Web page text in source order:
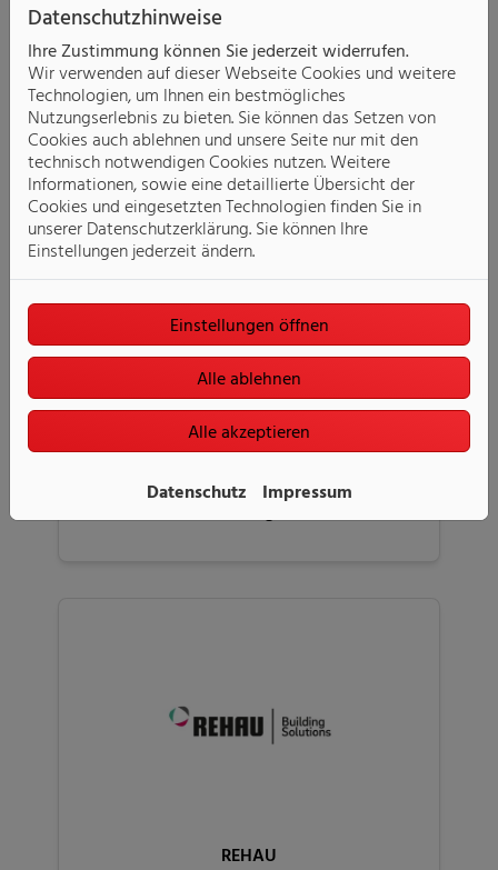
COSMO
REHAU
Datenschutzhinweise
Ihre Zustimmung können Sie jederzeit widerrufen.
Wir verwenden auf dieser Webseite Cookies und weitere
Technologien, um Ihnen ein bestmögliches
Nutzungserlebnis zu bieten. Sie können das Setzen von
Cookies auch ablehnen und unsere Seite nur mit den
technisch notwendigen Cookies nutzen. Weitere
Informationen, sowie eine detaillierte Übersicht der
Cookies und eingesetzten Technologien finden Sie in
unserer Datenschutzerklärung. Sie können Ihre
Einstellungen jederzeit ändern.
Einstellungen öffnen
Alle ablehnen
Alle akzeptieren
Datenschutz Impressum